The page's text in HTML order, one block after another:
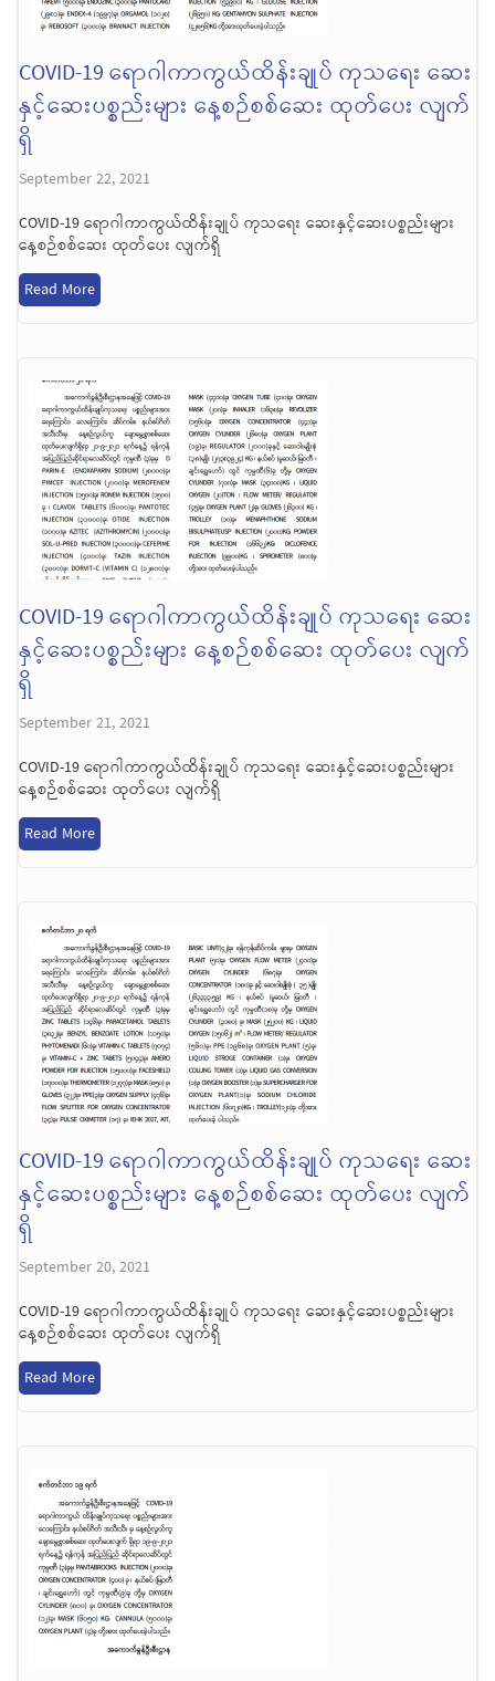
COVID-19 ရောဂါကာကွယ်ထိန်းချုပ် ကုသရေး ဆေး
နှင့်ဆေးပစ္စည်းများ နေ့စဉ်စစ်ဆေး ထုတ်ပေး လျက်
ရှိ
September 22, 2021
COVID-19 ရောဂါကာကွယ်ထိန်းချုပ် ကုသရေး ဆေးနှင့်ဆေးပစ္စည်းများ
နေ့စဉ်စစ်ဆေး ထုတ်ပေး လျက်ရှိ
Read More
COVID-19 ရောဂါကာကွယ်ထိန်းချုပ် ကုသရေး ဆေး
နှင့်ဆေးပစ္စည်းများ နေ့စဉ်စစ်ဆေး ထုတ်ပေး လျက်
ရှိ
September 21, 2021
COVID-19 ရောဂါကာကွယ်ထိန်းချုပ် ကုသရေး ဆေးနှင့်ဆေးပစ္စည်းများ
နေ့စဉ်စစ်ဆေး ထုတ်ပေး လျက်ရှိ
Read More
COVID-19 ရောဂါကာကွယ်ထိန်းချုပ် ကုသရေး ဆေး
နှင့်ဆေးပစ္စည်းများ နေ့စဉ်စစ်ဆေး ထုတ်ပေး လျက်
ရှိ
September 20, 2021
COVID-19 ရောဂါကာကွယ်ထိန်းချုပ် ကုသရေး ဆေးနှင့်ဆေးပစ္စည်းများ
နေ့စဉ်စစ်ဆေး ထုတ်ပေး လျက်ရှိ
Read More